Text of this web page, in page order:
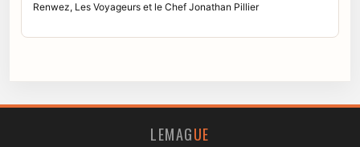
Renwez, Les Voyageurs et le Chef Jonathan Pillier
LEMAGUE